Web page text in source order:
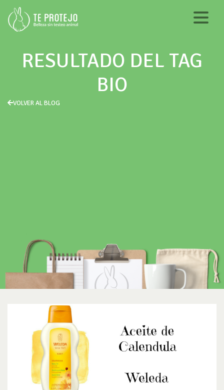
RESULTADO DEL TAG
BIO
VOLVER AL BLOG